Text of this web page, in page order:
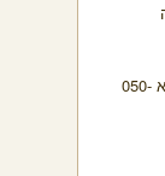
הרב מאיר אשר לוגסי שליט"א 050-